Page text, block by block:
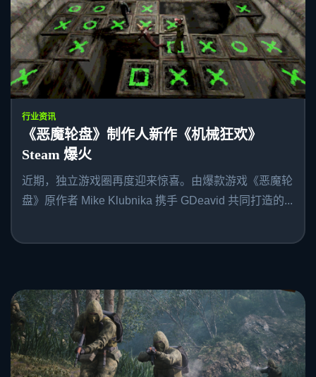
行业资讯
《恶魔轮盘》制作人新作《机械狂欢》
Steam 爆火
近期，独立游戏圈再度迎来惊喜。由爆款游戏《恶魔轮
盘》原作者 Mike Klubnika 携手 GDeavid 共同打造的...